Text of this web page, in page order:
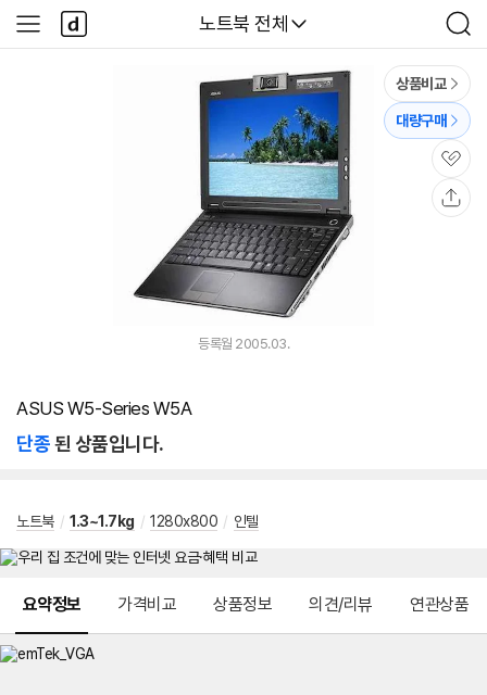
다나와
노트북 전체
검
색
사
이
다
나
와
상품비교
대량구매
관
심
등록월 2005.03.
ASUS W5-Series W5A
단종된 상품입니다.
노트북 / 1.3~1.7kg / 1280x800 / 인텔
요약정보 가격비교 상품정보 의견/리뷰 연관상품